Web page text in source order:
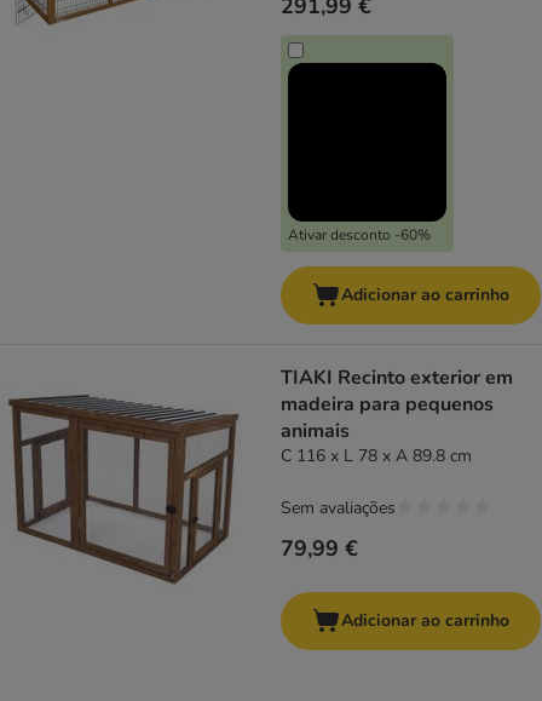
291,99 €
Ativar desconto -60%
Adicionar ao carrinho
TIAKI Recinto exterior em
madeira para pequenos
animais
C 116 x L 78 x A 89.8 cm
79,99 €
Sem avaliações
Adicionar ao carrinho